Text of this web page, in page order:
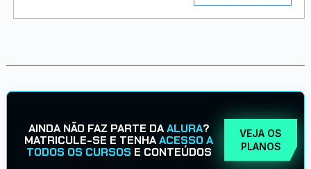
AINDA NÃO FAZ PARTE DAALURA?
MATRICULE-SE E TENHAACESSO A
TODOS OS CURSOS E CONTEÚDOS
VEJA OS
PLANOS